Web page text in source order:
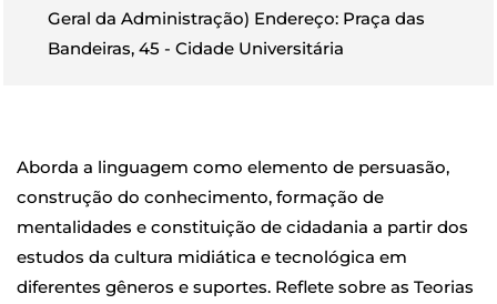
Geral da Administração) Endereço: Praça das
Bandeiras, 45 - Cidade Universitária
Aborda a linguagem como elemento de persuasão,
construção do conhecimento, formação de
mentalidades e constituição de cidadania a partir dos
estudos da cultura midiática e tecnológica em
diferentes gêneros e suportes. Reflete sobre as Teorias